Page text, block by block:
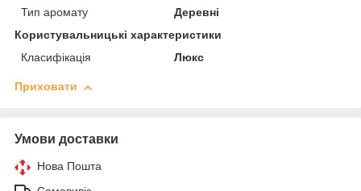
Тип аромату
Деревні
Користувальницькі характеристики
Класифікація
Люкс
Приховати
Умови доставки
Нова Пошта